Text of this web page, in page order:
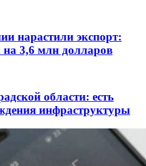
нарастили экспорт:
3,6 млн долларов
области: есть
инфраструктуры
зарплатного